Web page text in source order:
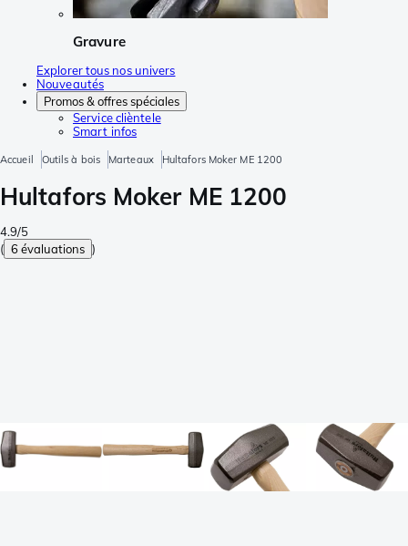
Gravure
Explorer tous nos univers
Nouveautés
Promos & offres spéciales
Service clièntele
Smart infos
Accueil Outils à bois Marteaux Hultafors Moker ME 1200
Hultafors Moker ME 1200
4.9/5
( 6 évaluations )